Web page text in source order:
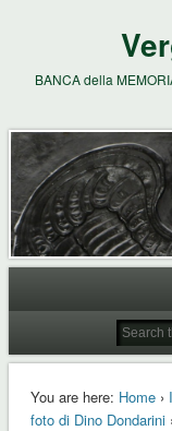
BANCA della
You are here: Home›
foto di Dino Dondarini